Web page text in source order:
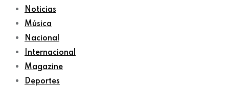
Noticias
Música
Nacional
Internacional
Magazine
Deportes